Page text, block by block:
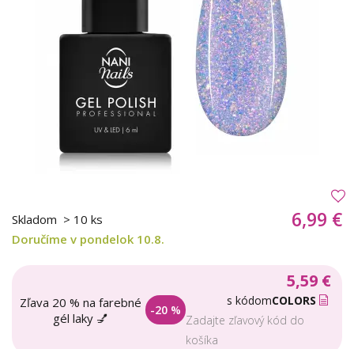
Skladom > 10 ks
Doručíme v pondelok 10.8.
6,99 €
Zľava 20 % na farebné
gél laky 💅
-20 %
5,59 €
s kódomCOLORS
Zadajte zľavový kód do
košíka